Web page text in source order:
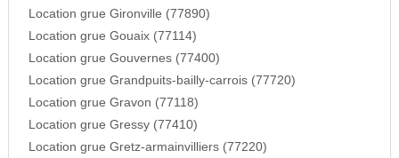
Location grue Gironville (77890)
Location grue Gouaix (77114)
Location grue Gouvernes (77400)
Location grue Grandpuits-bailly-carrois (77720)
Location grue Gravon (77118)
Location grue Gressy (77410)
Location grue Gretz-armainvilliers (77220)